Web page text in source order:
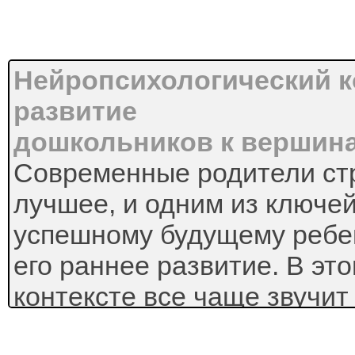
Нейропсихологический
развитие
дошкольников к
Современные родители
лучшее, и одним из
успешному будущему
его раннее развитие. В
контексте все чаще